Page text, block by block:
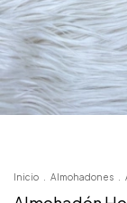
Inicio Almohadones